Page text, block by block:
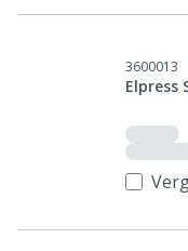
3600013
Elpress